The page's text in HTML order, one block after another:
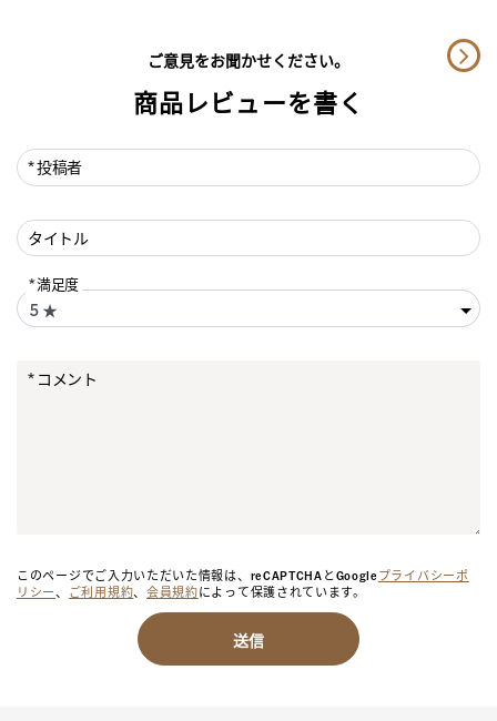
ご意見をお聞かせください。
商品レビューを書く
投稿者
タイトル
満足度
コメント
このページでご入力いただいた情報は、reCAPTCHAとGoogleプライバシーポ
リシー、 ご利用規約、 会員規約によって保護されています。
送信